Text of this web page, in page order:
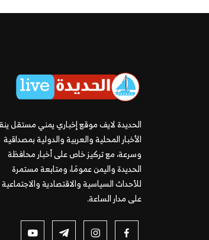
الحديدة لايف موقع إخباري يمني مستقل
الأخبار المحلية والعربية والدولية بمصداقية
وسرعة، مع تركيز خاص على أخبار محافظة
الحديدة واليمن عمومًا، ومتابعة مستمرة
للأحداث السياسية والاقتصادية والاجتماعية
على مدار الساعة.